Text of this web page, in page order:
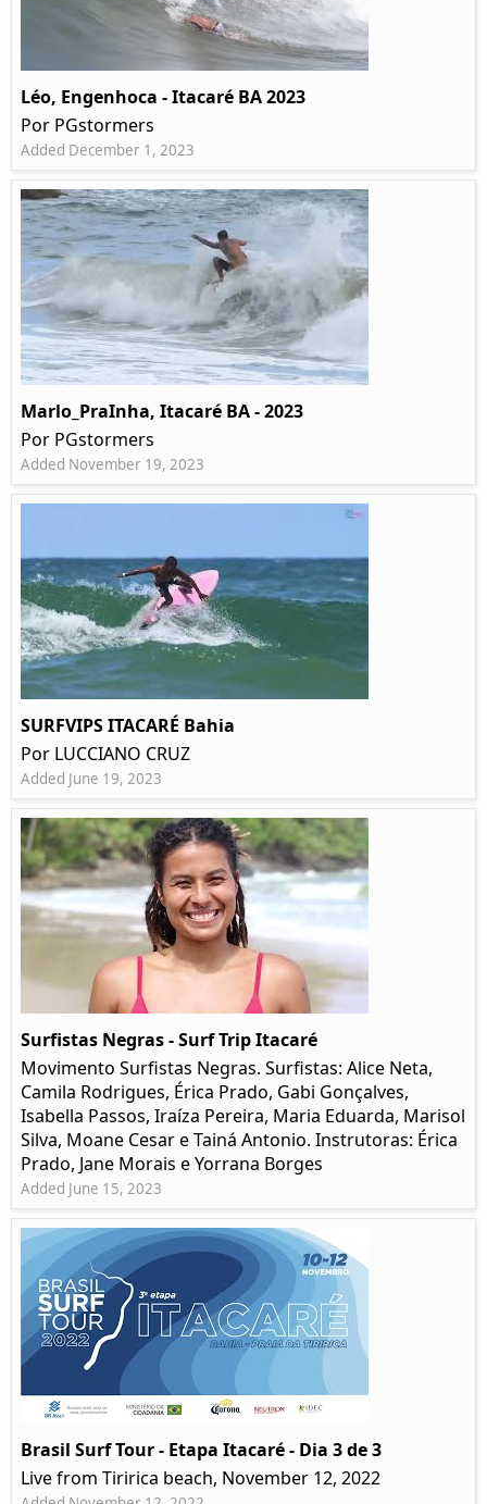
Léo, Engenhoca - Itacaré BA 2023
Por PGstormers
Added December 1, 2023
Marlo_PraInha, Itacaré BA - 2023
Por PGstormers
Added November 19, 2023
SURFVIPS ITACARÉ Bahia
Por LUCCIANO CRUZ
Added June 19, 2023
Surfistas Negras - Surf Trip Itacaré
Movimento Surfistas Negras. Surfistas: Alice Neta,
Camila Rodrigues, Érica Prado, Gabi Gonçalves,
Isabella Passos, Iraíza Pereira, Maria Eduarda, Marisol
Silva, Moane Cesar e Tainá Antonio. Instrutoras: Érica
Prado, Jane Morais e Yorrana Borges
Added June 15, 2023
Brasil Surf Tour - Etapa Itacaré - Dia 3 de 3
Live from Tiririca beach, November 12, 2022